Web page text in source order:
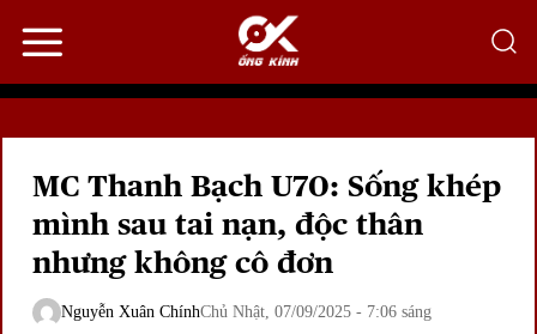
qua
dung
MC Thanh Bạch U70: Sống khép
mình sau tai nạn, độc thân
nhưng không cô đơn
Nguyễn Xuân ChínhChủ Nhật, 07/09/2025 - 7:06 sáng